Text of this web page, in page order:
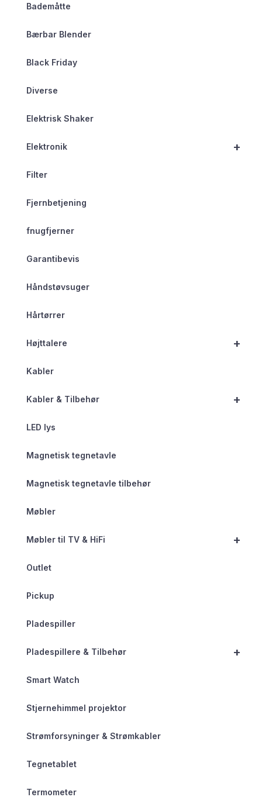
Bademåtte
Bærbar Blender
Black Friday
Diverse
Elektrisk Shaker
+
Elektronik
Filter
Fjernbetjening
fnugfjerner
Garantibevis
Håndstøvsuger
Hårtørrer
+
Højttalere
Kabler
+
Kabler & Tilbehør
LED lys
Magnetisk tegnetavle
Magnetisk tegnetavle tilbehør
Møbler
+
Møbler til TV & HiFi
Outlet
Pickup
Pladespiller
+
Pladespillere & Tilbehør
Smart Watch
Stjernehimmel projektor
Strømforsyninger & Strømkabler
Tegnetablet
Termometer